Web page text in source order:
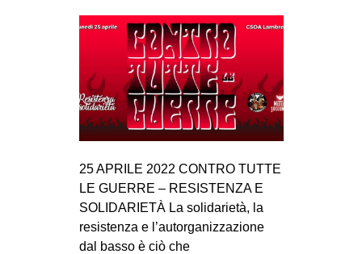
ms
SEARCH
25 APRILE 2022 CONTRO TUTTE
LE GUERRE – RESISTENZA E
SOLIDARIETÀ La solidarietà, la
resistenza e l’autorganizzazione
dal basso è ciò che